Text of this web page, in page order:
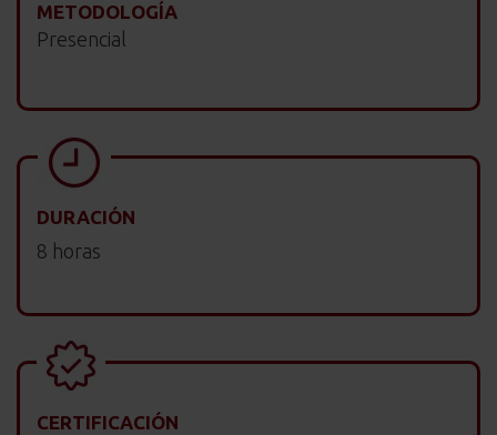
METODOLOGÍA
Presencial
DURACIÓN
8 horas
CERTIFICACIÓN